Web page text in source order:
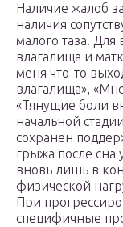
Наличие жалоб
наличия
малого таза.
влагалища и
меня что-то
влагалища»,
«Тянущие боли
начальной
сохранен
грыжа после сна
вновь лишь в
физической
При
специфичные